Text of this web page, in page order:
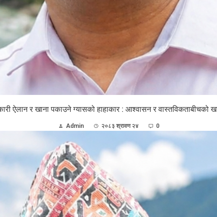
ऐलान र खाना पकाउने ग्यासको हाहाकार : आश्वासन र वास्तविकताबीचको
Admin २०८३ श्रावण २४ 0